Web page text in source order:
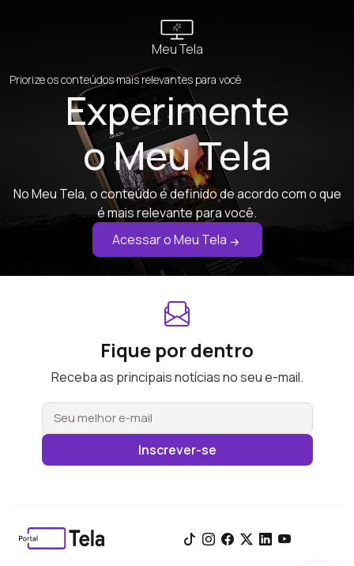
Meu Tela
Priorize os conteúdos mais relevantes para você
Experimente
o Meu Tela
No Meu Tela, o conteúdo é definido de acordo com o que
é mais relevante para você.
Acessar o Meu Tela
Fique por dentro
Receba as principais notícias no seu e-mail.
Inscrever-se